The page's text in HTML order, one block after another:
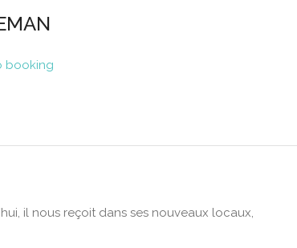
booking
il nous reçoit dans ses nouveaux locaux,